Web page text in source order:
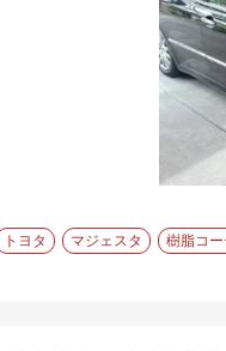
トヨタ マジェスタ 樹脂コ